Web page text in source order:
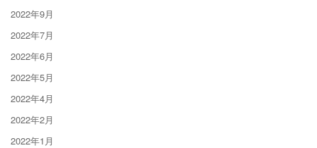
2022年9月
2022年7月
2022年6月
2022年5月
2022年4月
2022年2月
2022年1月